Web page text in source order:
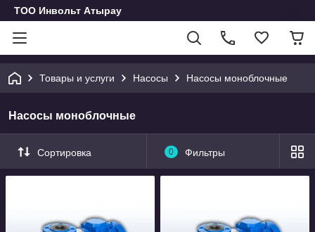
ТОО Инвольт Атырау
Товары и услуги Насосы Насосы моноблочные
Насосы моноблочные
Сортировка 0 Фильтры